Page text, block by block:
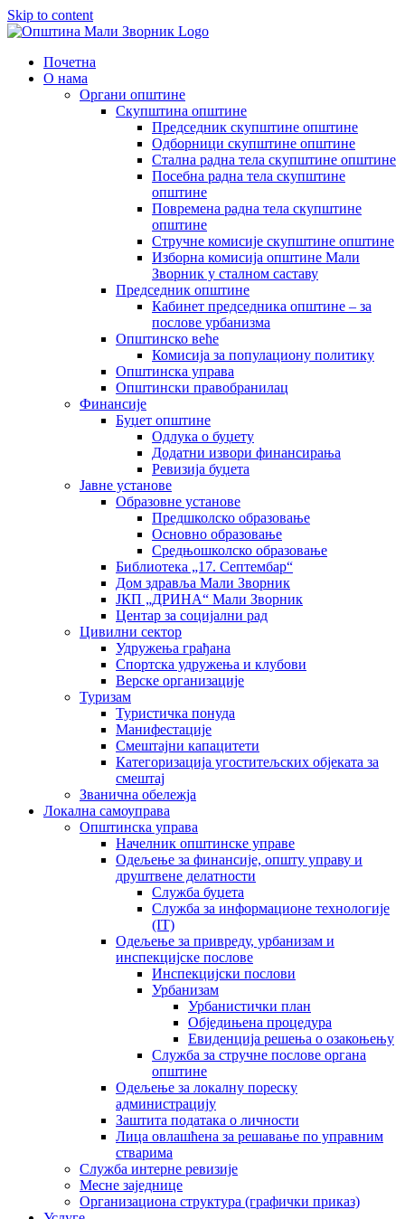
Skip to content
Почетна
О нама
Органи општине
Скупштина општине
Председник скупштине општине
Одборници скупштине општине
Стална радна тела скупштине општине
Посебна радна тела скупштине
општине
Повремена радна тела скупштине
општине
Стручне комисије скупштине општине
Изборна комисија општине Мали
Зворник у сталном саставу
Председник општине
Кабинет председника општине – за
послове урбанизма
Општинско веће
Комисија за популациону политику
Општинска управа
Општински правобранилац
Финансије
Буџет општине
Одлука о буџету
Додатни извори финансирања
Ревизија буџета
Јавне установе
Образовне установе
Предшколско образовање
Основно образовање
Средњошколско образовање
Библиотека „17. Септембар“
Дом здравља Мали Зворник
ЈКП „ДРИНА“ Мали Зворник
Центар за социјални рад
Цивилни сектор
Удружења грађана
Спортска удружења и клубови
Верске организације
Туризам
Туристичка понуда
Манифестације
Смештајни капацитети
Категоризација угоститељских објеката за
смештај
Званична обележја
Локална самоуправа
Општинска управа
Начелник општинске управе
Одељење за финансије, општу управу и
друштвене делатности
Служба буџета
Служба за информационе технологије
(IT)
Одељење за привреду, урбанизам и
инспекцијске послове
Инспекцијски послови
Урбанизам
Урбанистички план
Обједињена процедура
Евиденција решења о озакоњењу
Служба за стручне послове органа
општине
Одељење за локалну пореску
администрацију
Заштита података о личности
Лица овлашћена за решавање по управним
стварима
Служба интерне ревизије
Месне заједнице
Организациона структура (графички приказ)